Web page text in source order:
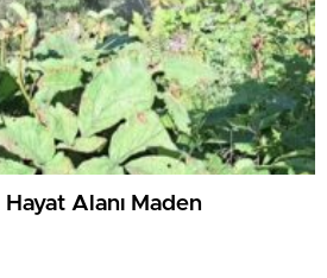
Alanı Maden